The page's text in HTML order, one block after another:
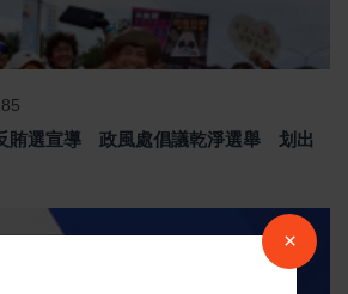
賄選宣導 政風處倡議乾淨選舉 划出
×